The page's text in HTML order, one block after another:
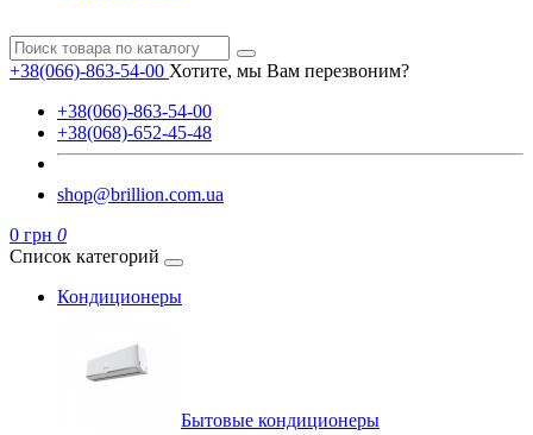
+38(066)-863-54-00 Хотите, мы Вам перезвоним?
+38(066)-863-54-00
+38(068)-652-45-48
shop@brillion.com.ua
0 грн 0
Список категорий
Кондиционеры
Бытовые кондиционеры